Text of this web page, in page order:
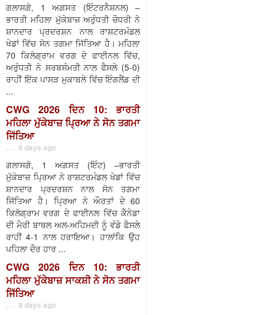
ਗਲਾਸਗੋ, 1 ਅਗਸਤ (ਇੰਟਰਨੈਸ਼ਨਲ) –
ਭਾਰਤੀ ਮਹਿਲਾ ਮੁੱਕੇਬਾਜ਼ ਅਰੁੰਧਤੀ ਚੌਧਰੀ ਨੇ
ਸ਼ਾਨਦਾਰ ਪ੍ਰਦਰਸ਼ਨ ਨਾਲ ਰਾਸ਼ਟਰਮੰਡਲ
ਖੇਡਾਂ ਵਿੱਚ ਸੋਨ ਤਗਮਾ ਜਿੱਤਿਆ ਹੈ। ਮਹਿਲਾ
70 ਕਿਲੋਗ੍ਰਾਮ ਵਰਗ ਦੇ ਫਾਈਨਲ ਵਿੱਚ,
ਅਰੁੰਧਤੀ ਨੇ ਸਰਬਸੰਮਤੀ ਨਾਲ ਫੈਸਲੇ (5-0)
ਰਾਹੀਂ ਇੱਕ ਪਾਸੜ ਮੁਕਾਬਲੇ ਵਿੱਚ ਇੰਗਲੈਂਡ ਦੀ
...
CWG 2026 ਦਿਨ 10: ਭਾਰਤੀ
ਮਹਿਲਾ ਮੁੱਕੇਬਾਜ਼ ਪ੍ਰਿਆ ਨੇ ਸੋਨ ਤਗਮਾ
ਜਿੱਤਿਆ
. . . 8 days ago
ਗਲਾਸਗੋ, 1 ਅਗਸਤ (ਇੰਟ) –ਭਾਰਤੀ
ਮੁੱਕੇਬਾਜ਼ ਪ੍ਰਿਆ ਨੇ ਰਾਸ਼ਟਰਮੰਡਲ ਖੇਡਾਂ ਵਿੱਚ
ਸ਼ਾਨਦਾਰ ਪ੍ਰਦਰਸ਼ਨ ਨਾਲ ਸੋਨ ਤਗਮਾ
ਜਿੱਤਿਆ ਹੈ। ਪ੍ਰਿਆ ਨੇ ਔਰਤਾਂ ਦੇ 60
ਕਿਲੋਗ੍ਰਾਮ ਵਰਗ ਦੇ ਫਾਈਨਲ ਵਿੱਚ ਕੈਨੇਡਾ
ਦੀ ਮੈਰੀ ਬਾਥਲ ਅਲ-ਅਹਿਮਦੀ ਨੂੰ ਵੰਡੇ ਫੈਸਲੇ
ਰਾਹੀਂ 4-1 ਨਾਲ ਹਰਾਇਆ। ਹਾਲਾਂਕਿ ਉਹ
ਪਹਿਲਾ ਦੌਰ ਹਾਰ ...
CWG 2026 ਦਿਨ 10: ਭਾਰਤੀ
ਮਹਿਲਾ ਮੁੱਕੇਬਾਜ਼ ਸਾਕਸ਼ੀ ਨੇ ਸੋਨ ਤਗਮਾ
ਜਿੱਤਿਆ
. . . 8 days ago